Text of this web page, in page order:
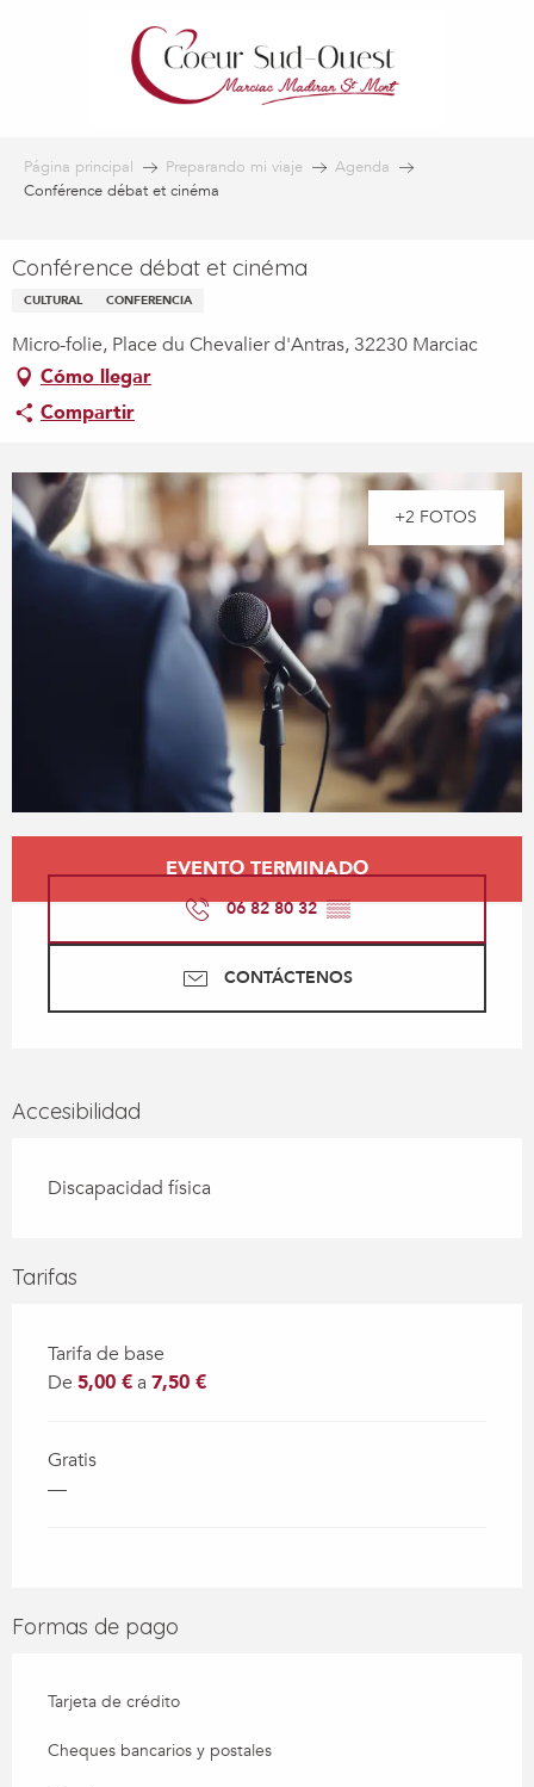
Página principal Preparando mi viaje
Agenda
Conférence débat et cinéma
Conférence débat et cinéma
CULTURAL CONFERENCIA
Micro-folie, Place du Chevalier d'Antras, 32230 Marciac
Cómo llegar
Compartir
+2 FOTOS
Horarios y datos de contacto
EVENTO TERMINADO
06 82 80 32▒▒
CONTÁCTENOS
Accesibilidad
Discapacidad física
Tarifas
Tarifa de base
De 5,00 €a 7,50 €
Gratis
—
Formas de pago
Tarjeta de crédito
Cheques bancarios y postales